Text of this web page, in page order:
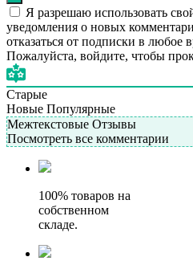
Я разрешаю использовать
уведомления о новых
отказаться от подписки в любое
Пожалуйста, войдите, чтобы
Старые
Новые Популярные
Межтекстовые Отзывы
Посмотреть все комментарии
100% товаров на
собственном
складе.